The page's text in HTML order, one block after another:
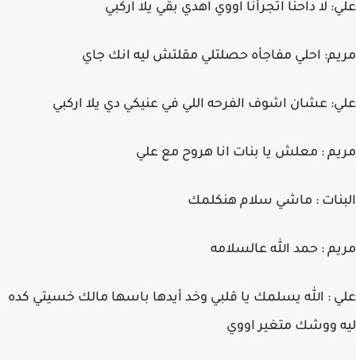
علي: لا داحنا اتجرأنا اووي اهدي بقي يلا اركبي
مريم: احلي مفاجأه حصلتلي مقلتش ليه انك جاي
علي: عشان اشوف الفرحه اللي في عنيكي دي يلا اركبي
مريم : معلش يا بنات انا هروح مع علي
البنات : ماشي سلام هنكلمك
مريم : حمد الله عالسلامه
علي : الله يسلمك يا قلبي وخد أيدها باسها مالك خسيتي كده
ليه ووشك متغير اووي